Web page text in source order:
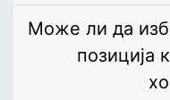
Може ли да
позиција